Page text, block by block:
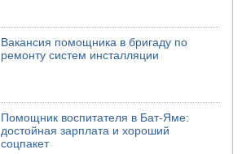
Вакансия помощника в бригаду по
ремонту систем инсталляции
Помощник воспитателя в Бат-Яме:
достойная зарплата и хороший
соцпакет